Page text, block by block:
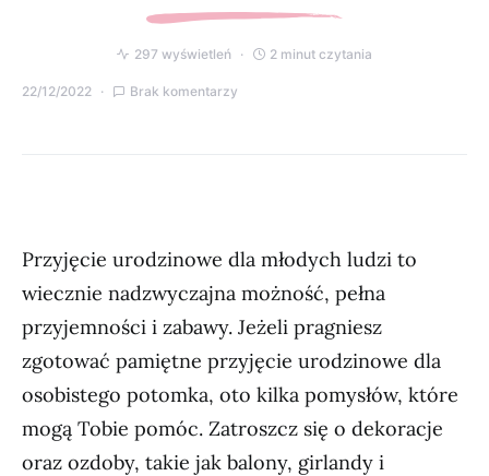
297 wyświetleń 2 minut czytania
22/12/2022 Brak komentarzy
Przyjęcie urodzinowe dla młodych ludzi to
wiecznie nadzwyczajna możność, pełna
przyjemności i zabawy. Jeżeli pragniesz
zgotować pamiętne przyjęcie urodzinowe dla
osobistego potomka, oto kilka pomysłów, które
mogą Tobie pomóc. Zatroszcz się o dekoracje
oraz ozdoby, takie jak balony, girlandy i